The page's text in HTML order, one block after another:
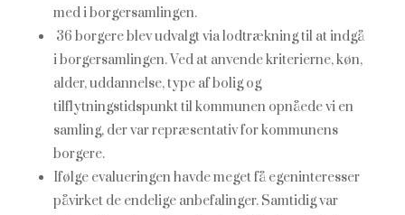
med i borgersamlingen.
36 borgere blev udvalgt via lodtrækning til at indgå
i borgersamlingen. Ved at anvende kriterierne, køn,
alder, uddannelse, type af bolig og
tilflytningstidspunkt til kommunen opnåede vi en
samling, der var repræsentativ for kommunens
borgere.
Ifølge evalueringen havde meget få egeninteresser
påvirket de endelige anbefalinger. Samtidig var